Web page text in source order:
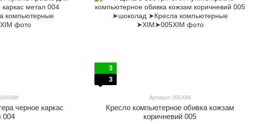
черное каркас
004
3
3
Артикул: 005XIM
Кресло компьютерное обивка кожзам
коричневий 005